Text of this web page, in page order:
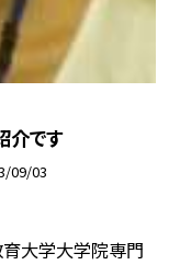
介です
09/03
育大学大学院専門